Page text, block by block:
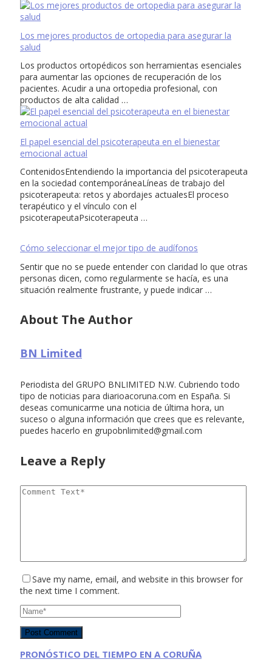
Los mejores productos de ortopedia para asegurar la
salud
Los productos ortopédicos son herramientas esenciales
para aumentar las opciones de recuperación de los
pacientes. Acudir a una ortopedia profesional, con
productos de alta calidad …
El papel esencial del psicoterapeuta en el bienestar
emocional actual
ContenidosEntendiendo la importancia del psicoterapeuta
en la sociedad contemporáneaLíneas de trabajo del
psicoterapeuta: retos y abordajes actualesEl proceso
terapéutico y el vínculo con el
psicoterapeutaPsicoterapeuta …
Cómo seleccionar el mejor tipo de audífonos
Sentir que no se puede entender con claridad lo que otras
personas dicen, como regularmente se hacía, es una
situación realmente frustrante, y puede indicar …
About The Author
BN Limited
Periodista del GRUPO BNLIMITED N.W. Cubriendo todo
tipo de noticias para diarioacoruna.com en España. Si
deseas comunicarme una noticia de última hora, un
suceso o alguna información que crees que es relevante,
puedes hacerlo en grupobnlimited@gmail.com
Leave a Reply
Save my name, email, and website in this browser for
the next time I comment.
PRONÓSTICO DEL TIEMPO EN A CORUÑA